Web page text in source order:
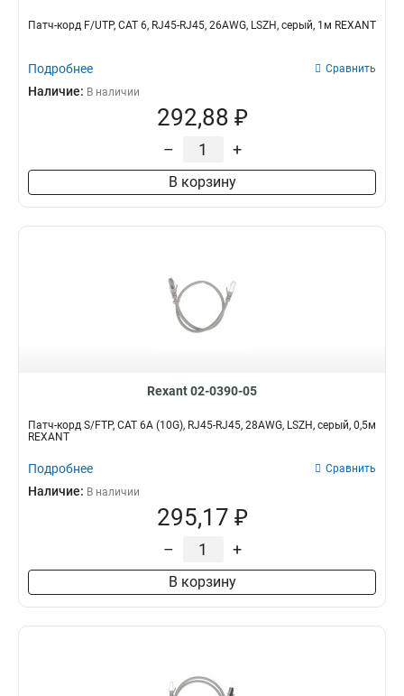
Патч-корд F/UTP, CAT 6, RJ45-RJ45, 26AWG, LSZH, серый, 1м REXANT
Подробнее Сравнить
Наличие: В наличии
292,88 ₽
– +
В корзину
Rexant 02-0390-05
Патч-корд S/FTP, CAT 6A (10G), RJ45-RJ45, 28AWG, LSZH, серый, 0,5м
REXANT
Подробнее Сравнить
Наличие: В наличии
295,17 ₽
– +
В корзину